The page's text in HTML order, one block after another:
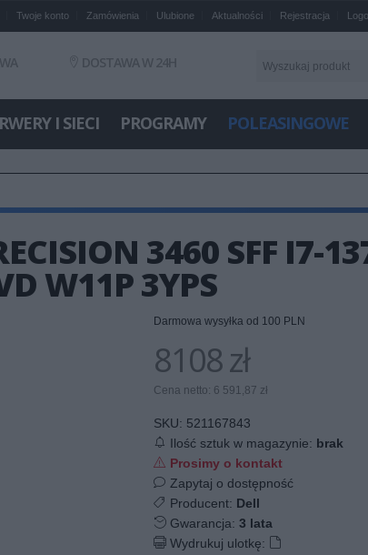
Twoje konto Zamówienia Ulubione Aktualności Rejestracja
DOSTAWA W 24H
I SIECI PROGRAMY POLEASINGOWE
3460 SFF I7-
W11P 3YPS
Darmowa wysyłka od 100 PLN
8108 zł
Cena netto: 6 591,87 zł
SKU: 521167843
Ilość sztuk w magazynie: brak
Prosimy o kontakt
Zapytaj o dostępność
Producent: Dell
Gwarancja: 3 lata
Wydrukuj ulotkę: